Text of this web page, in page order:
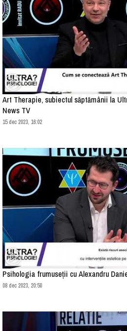
Art Therapie, subiectul săptămânii la
News TV
15 dec 2023, 16:02
Psihologia frumuseții cu Alexandru
08 dec 2023, 20:50